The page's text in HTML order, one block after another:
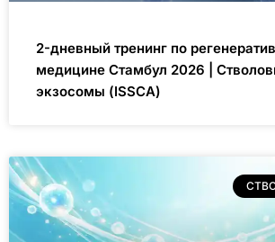
2-дневный тренинг по
медицине Стамбул 2026 |
экзосомы (ISSCA)